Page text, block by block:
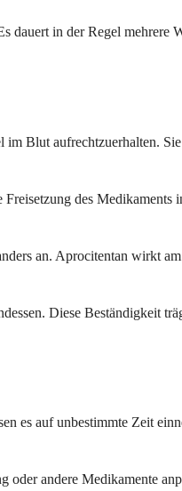
dauert in der Regel
Blut aufrechtzuerhalten.
des
an. Aprocitentan wirkt
Diese Beständigkeit
es auf unbestimmte Zeit
andere Medikamente